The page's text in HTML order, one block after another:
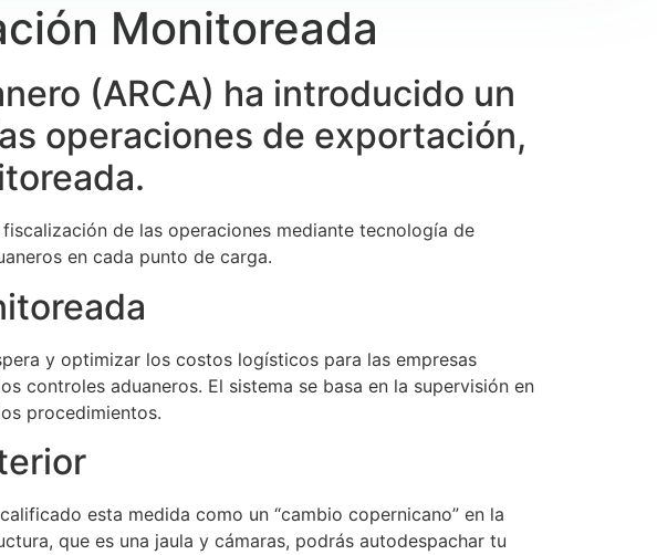
Monitoreada
(ARCA) ha introducido un
operaciones de exportación,
de las operaciones mediante tecnología de
en cada punto de carga.
y optimizar los costos logísticos para las empresas
controles aduaneros. El sistema se basa en la supervisión en
procedimientos.
esta medida como un “cambio copernicano” en la
que es una jaula y cámaras, podrás autodespachar tu